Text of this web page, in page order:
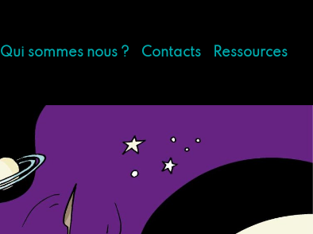
Qui sommes nous ? Contacts Ressources